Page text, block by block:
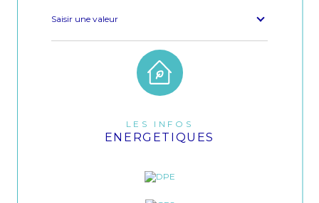
Saisir une valeur
LES INFOS
ENERGETIQUES